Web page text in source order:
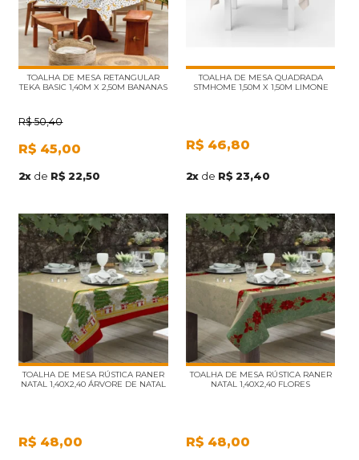
TOALHA DE MESA RETANGULAR
TEKA BASIC 1,40M X 2,50M BANANAS
R$ 50,40
R$ 45,00
2x de R$ 22,50
TOALHA DE MESA QUADRADA
STMHOME 1,50M X 1,50M LIMONE
R$ 46,80
2x de R$ 23,40
TOALHA DE MESA RÚSTICA RANER
NATAL 1,40X2,40 ÁRVORE DE NATAL
R$ 48,00
TOALHA DE MESA RÚSTICA RANER
NATAL 1,40X2,40 FLORES
R$ 48,00